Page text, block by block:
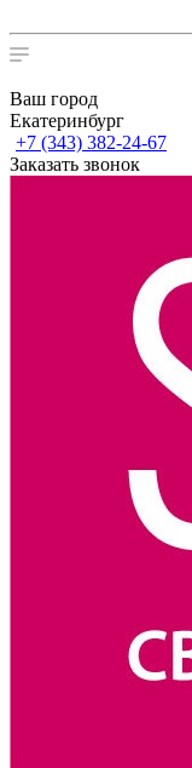
Ваш город
Екатеринбург
+7 (343) 382-24-67
Заказать звонок